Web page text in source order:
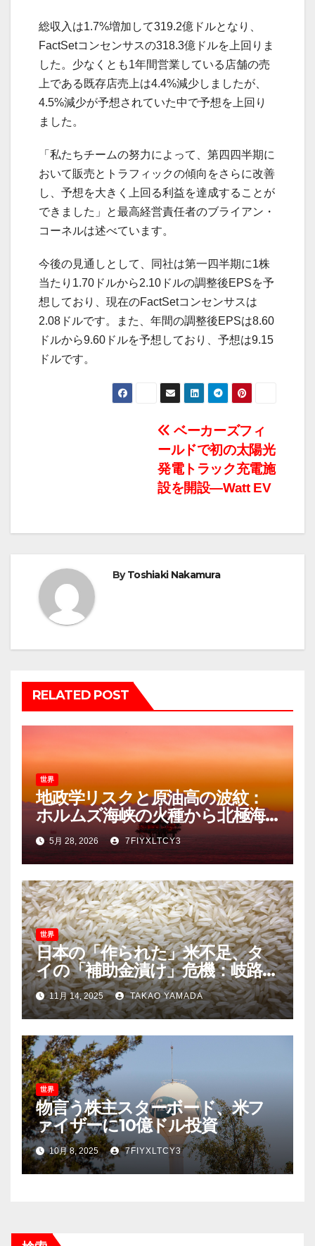
総収入は1.7%増加して319.2億ドルとなり、
FactSetコンセンサスの318.3億ドルを上回りま
した。少なくとも1年間営業している店舗の売
上である既存店売上は4.4%減少しましたが、
4.5%減少が予想されていた中で予想を上回り
ました。
「私たちチームの努力によって、第四四半期に
おいて販売とトラフィックの傾向をさらに改善
し、予想を大きく上回る利益を達成することが
できました」と最高経営責任者のブライアン・
コーネルは述べています。
今後の見通しとして、同社は第一四半期に1株
当たり1.70ドルから2.10ドルの調整後EPSを予
想しており、現在のFactSetコンセンサスは
2.08ドルです。また、年間の調整後EPSは8.60
ドルから9.60ドルを予想しており、予想は9.15
ドルです。
ー
シ
ベーカーズフィ
ールドで初の太陽光
発電トラック充電施
設を開設―Watt EV
ByToshiaki Nakamura
RELATED POST
世界
地政学リスクと原油高の波紋：
ホルムズ海峡の火種から北極海
開発の「幻想」まで
5月 28, 2026 7FIYXLTCY3
世界
日本の「作られた」米不足、タ
イの「補助金漬け」危機：岐路に
立つアジアのコメ生産
11月 14, 2025 TAKAO YAMADA
世界
物言う株主スターボード、米フ
ァイザーに10億ドル投資
10月 8, 2025 7FIYXLTCY3